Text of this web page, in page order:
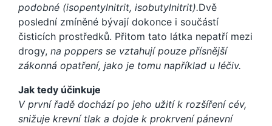
podobné (isopentylnitrit, isobutylnitrit).Dvě
poslední zmíněné bývají dokonce i součástí
čisticích prostředků. Přitom tato látka nepatří mezi
drogy, na poppers se vztahují pouze přísnější
zákonná opatření, jako je tomu například u léčiv.
Jak tedy účinkuje
V první řadě dochází po jeho užití k rozšíření cév,
snižuje krevní tlak a dojde k prokrvení pánevní